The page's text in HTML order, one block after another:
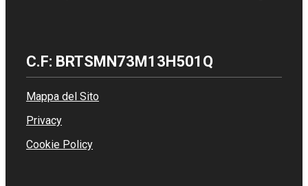
C.F: BRTSMN73M13H501Q
Mappa del Sito
Privacy
Cookie Policy